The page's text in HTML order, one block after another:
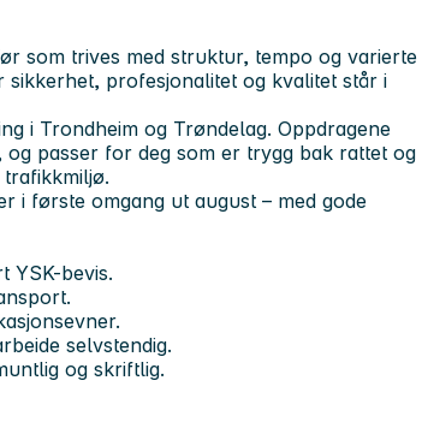
som trives med struktur, tempo og varierte
profesjonalitet og kvalitet står i
i Trondheim og Trøndelag. Oppdragene
passer for deg som er trygg bak rattet og
i første omgang ut august – med gode
YSK-bevis.
selvstendig.
og skriftlig.